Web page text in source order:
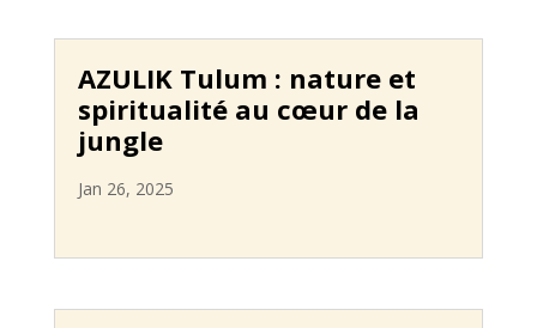
AZULIK Tulum : nature et
spiritualité au cœur de la
jungle
Jan 26, 2025